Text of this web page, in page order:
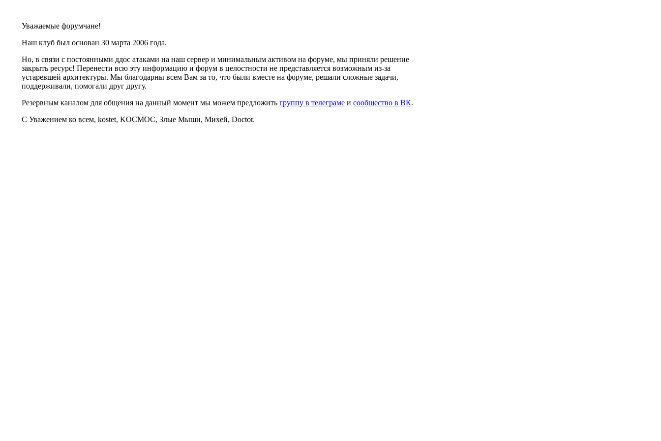
Уважаемые форумчане!
Наш клуб был основан 30 марта 2006 года.
Но, в связи с постоянными ддос атаками на наш сервер и минимальным активом на форуме, мы приняли решение
закрыть ресурс! Перенести всю эту информацию и форум в целостности не представляется возможным из-за
устаревшей архитектуры. Мы благодарны всем Вам за то, что были вместе на форуме, решали сложные задачи,
поддерживали, помогали друг другу.
Резервным каналом для общения на данный момент мы можем предложить группу в телеграме и сообщество в ВК.
С Уважением ко всем, kostet, KOCMOC, Злые Мыши, Михей, Doctor.